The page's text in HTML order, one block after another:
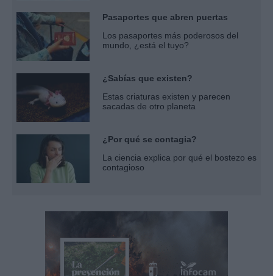
Pasaportes que abren puertas
Los pasaportes más poderosos del
mundo, ¿está el tuyo?
¿Sabías que existen?
Estas criaturas existen y parecen
sacadas de otro planeta
¿Por qué se contagia?
La ciencia explica por qué el bostezo es
contagioso